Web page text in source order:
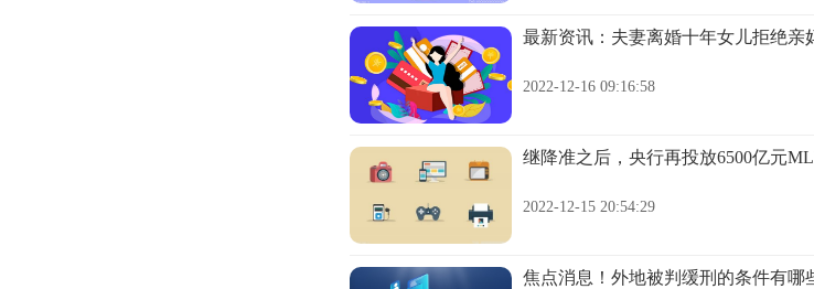
最新资讯：夫妻离婚十年女儿拒绝亲
2022-12-16 09:16:58
继降准之后，央行再投放6500亿元
2022-12-15 20:54:29
焦点消息！外地被判缓刑的条件有哪